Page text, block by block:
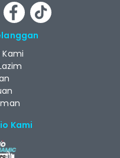
Kami